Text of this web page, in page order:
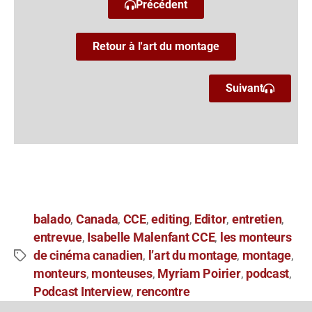
Précédent
Retour à l'art du montage
Suivant
balado, Canada, CCE,editing, Editor, entretien,
entrevue, Isabelle Malenfant CCE, les monteurs
de cinéma canadien, l’art du montage, montage,
monteurs, monteuses, Myriam Poirier, podcast,
Podcast Interview, rencontre